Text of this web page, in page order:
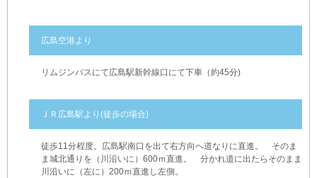
広島空港より
リムジンバスにて広島駅新幹線口にて下車（約45分)
ＪＲ広島駅より(徒歩の場合)
徒歩11分程度。広島駅南口を出て右方向へ道なりに直進。 そのま
ま城北通りを（川沿いに）600ｍ直進。 分かれ道に出たらそのまま
川沿いに（左に）200ｍ直進し左側。